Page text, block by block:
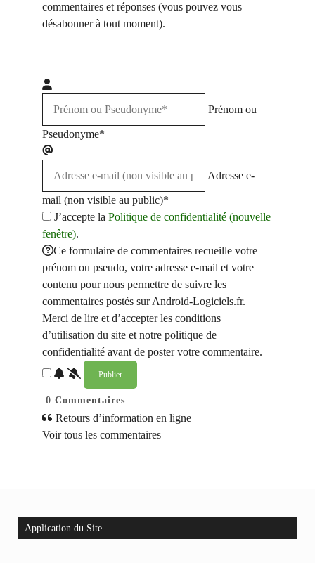
commentaires et réponses (vous pouvez vous
désabonner à tout moment).
Prénom ou
Pseudonyme*
Adresse e-
mail (non visible au public)*
J’accepte la Politique de confidentialité (nouvelle
fenêtre).
Ce formulaire de commentaires recueille votre
prénom ou pseudo, votre adresse e-mail et votre
contenu pour nous permettre de suivre les
commentaires postés sur Android-Logiciels.fr.
Merci de lire et d’accepter les conditions
d’utilisation du site et notre politique de
confidentialité avant de poster votre commentaire.
0 Commentaires
Retours d’information en ligne
Voir tous les commentaires
Application du Site